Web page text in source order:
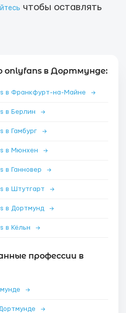
чтобы оставлять
onlyfans в Дортмунде:
в Франкфурт-на-Майне →
в Берлин →
в Гамбург →
в Мюнхен →
в Ганновер →
в Штутгарт →
в Дортмунд →
в Кёльн →
профессии в
→
→